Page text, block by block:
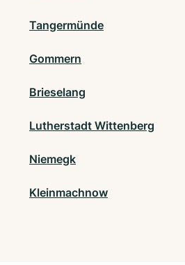
Tangermünde
Gommern
Brieselang
Lutherstadt Wittenberg
Niemegk
Kleinmachnow